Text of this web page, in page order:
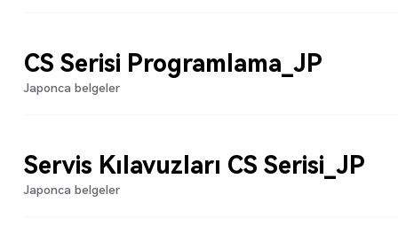
CS Serisi Programlama_JP
Japonca belgeler
Servis Kılavuzları CS Serisi_JP
Japonca belgeler